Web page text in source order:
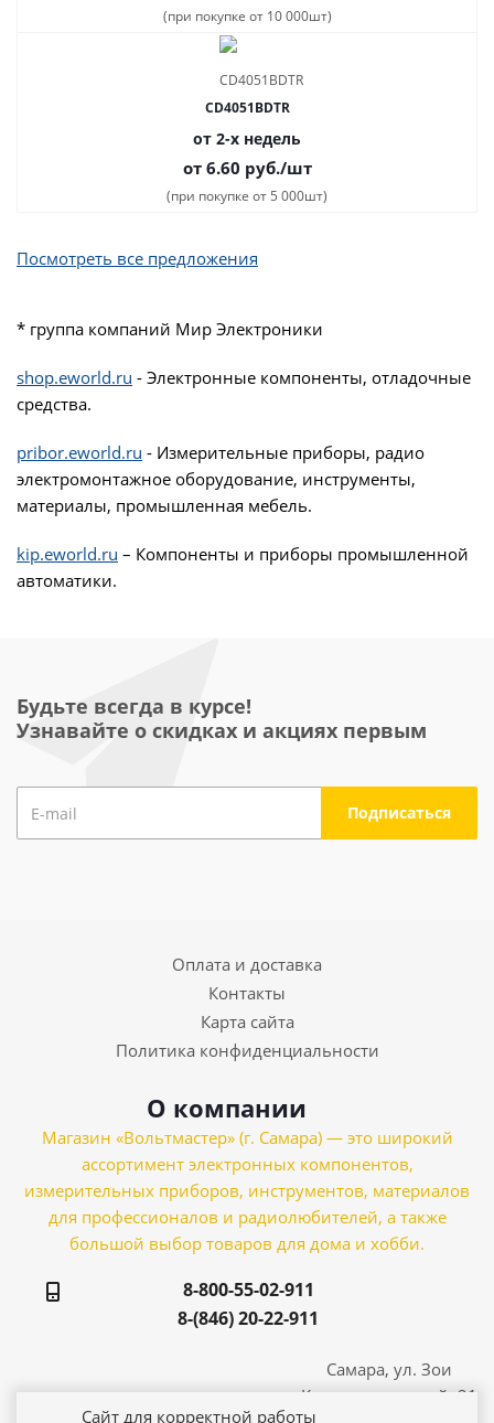
(при покупке от 10 000шт)
CD4051BDTR
от 2-х недель
от 6.60 руб./шт
(при покупке от 5 000шт)
Посмотреть все предложения
* группа компаний Мир Электроники
shop.eworld.ru - Электронные компоненты, отладочные
средства.
pribor.eworld.ru - Измерительные приборы, радио
электромонтажное оборудование, инструменты,
материалы, промышленная мебель.
kip.eworld.ru – Компоненты и приборы промышленной
автоматики.
Будьте всегда в курсе!
Узнавайте о скидках и акциях первым
Оплата и доставка
Контакты
Карта сайта
Политика конфиденциальности
О компании
Магазин «Вольтмастер» (г. Самара) — это широкий
ассортимент электронных компонентов,
измерительных приборов, инструментов, материалов
для профессионалов и радиолюбителей, а также
большой выбор товаров для дома и хобби.
8-800-55-02-911
8-(846) 20-22-911
Самара, ул. Зои
Космодемьянской, 21
Сайт для корректной работы